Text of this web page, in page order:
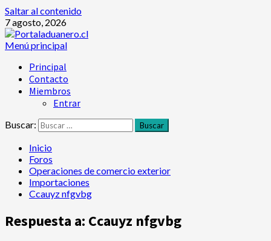
Saltar al contenido
7 agosto, 2026
Menú principal
Principal
Contacto
Miembros
Entrar
Buscar:
Inicio
Foros
Operaciones de comercio exterior
Importaciones
Ccauyz nfgvbg
Respuesta a: Ccauyz nfgvbg